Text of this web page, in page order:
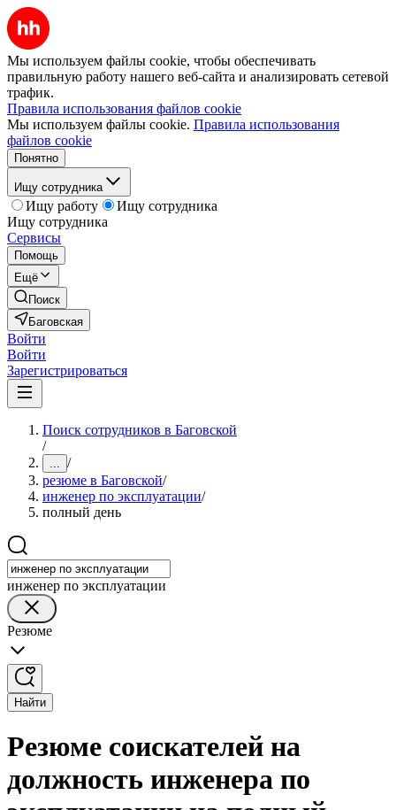
Мы используем файлы cookie, чтобы обеспечивать
правильную работу нашего веб-сайта и анализировать сетевой
трафик.
Правила использования файлов cookie
Мы используем файлы cookie. Правила использования
файлов cookie
Понятно
Ищу сотрудника
Ищу работу
Ищу сотрудника
Ищу сотрудника
Сервисы
Помощь
Ещё
Поиск
Баговская
Войти
Войти
Зарегистрироваться
Поиск сотрудников в Баговской
/
... /
резюме в Баговской/
инженер по эксплуатации/
полный день
инженер по эксплуатации
Резюме
Найти
Резюме соискателей на
должность инженера по